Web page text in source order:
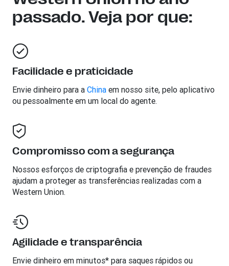
passado. Veja por que:
Facilidade e praticidade
Envie dinheiro para a China em nosso site, pelo aplicativo
ou pessoalmente em um local do agente.
Compromisso com a segurança
Nossos esforços de criptografia e prevenção de fraudes
ajudam a proteger as transferências realizadas com a
Western Union.
Agilidade e transparência
Envie dinheiro em minutos* para saques rápidos ou